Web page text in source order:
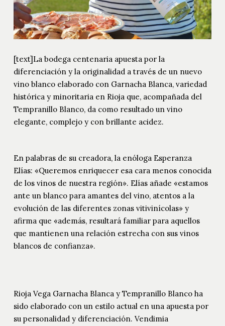
[text]La bodega centenaria apuesta por la
diferenciación y la originalidad a través de un nuevo
vino blanco elaborado con Garnacha Blanca, variedad
histórica y minoritaria en Rioja que, acompañada del
Tempranillo Blanco, da como resultado un vino
elegante, complejo y con brillante acidez.
En palabras de su creadora, la enóloga Esperanza
Elías: «Queremos enriquecer esa cara menos conocida
de los vinos de nuestra región». Elías añade «estamos
ante un blanco para amantes del vino, atentos a la
evolución de las diferentes zonas vitivinícolas» y
afirma que «además, resultará familiar para aquellos
que mantienen una relación estrecha con sus vinos
blancos de confianza».
Rioja Vega Garnacha Blanca y Tempranillo Blanco ha
sido elaborado con un estilo actual en una apuesta por
su personalidad y diferenciación. Vendimia